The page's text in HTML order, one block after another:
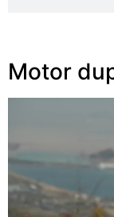
Motor
vídeo